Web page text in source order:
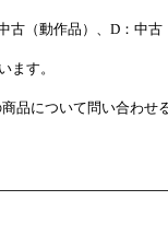
古（動作品）、D：中
ます。
品について問い合わせ